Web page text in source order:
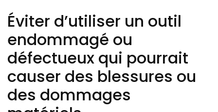
Éviter d’utiliser un outil
endommagé ou
défectueux qui pourrait
causer des blessures ou
des dommages